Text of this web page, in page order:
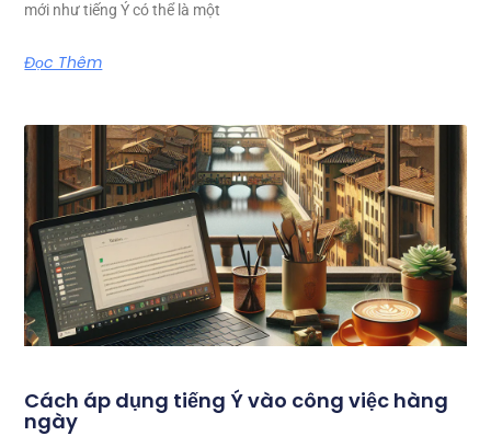
mới như tiếng Ý có thể là một
Đọc Thêm
Cách áp dụng tiếng Ý vào công việc hàng
ngày